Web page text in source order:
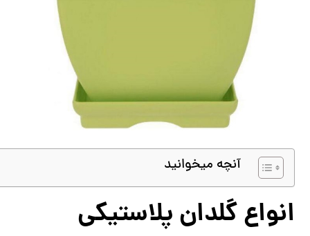
آنچه میخوانید
انواع گلدان پلاستیکی